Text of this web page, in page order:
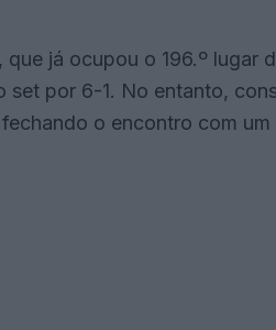
já ocupou o 196.º lugar
set por 6-1. No entanto,
o encontro com